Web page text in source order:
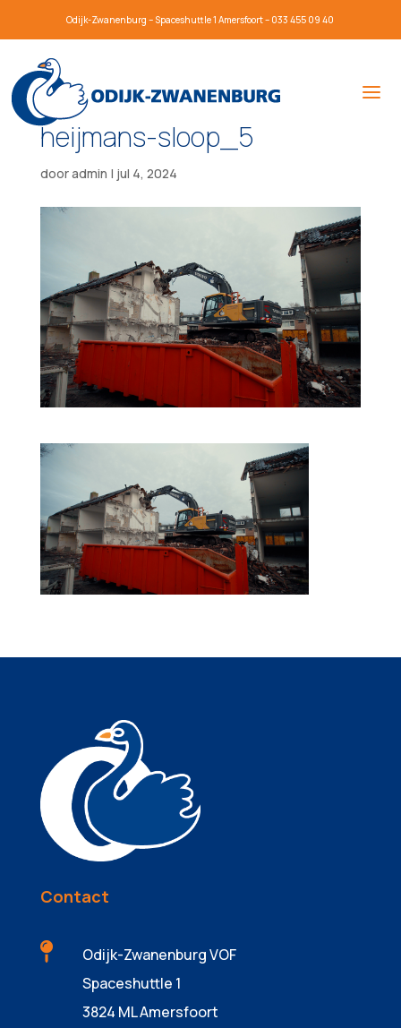
Odijk-Zwanenburg – Spaceshuttle 1 Amersfoort – 033 455 09 40
heijmans-sloop_5
dooradmin | jul 4, 2024
Contact

Odijk-Zwanenburg VOF
Spaceshuttle 1
3824 ML Amersfoort